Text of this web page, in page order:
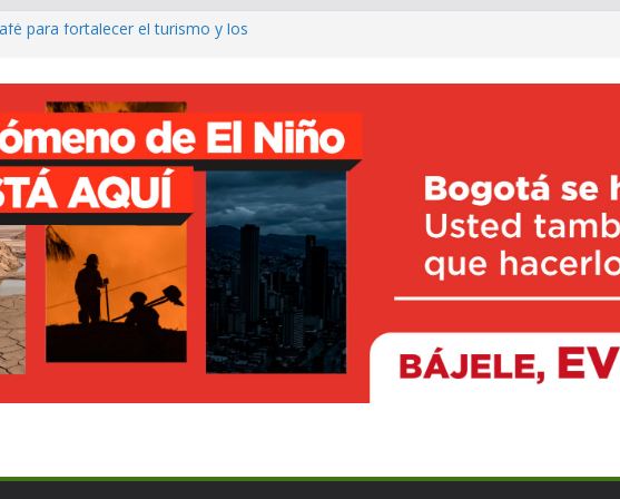
para fortalecer el turismo y los
ya cuenta con parques infantiles
avanza con prueba piloto para
inclusivo con entrega de sillas
adaptado